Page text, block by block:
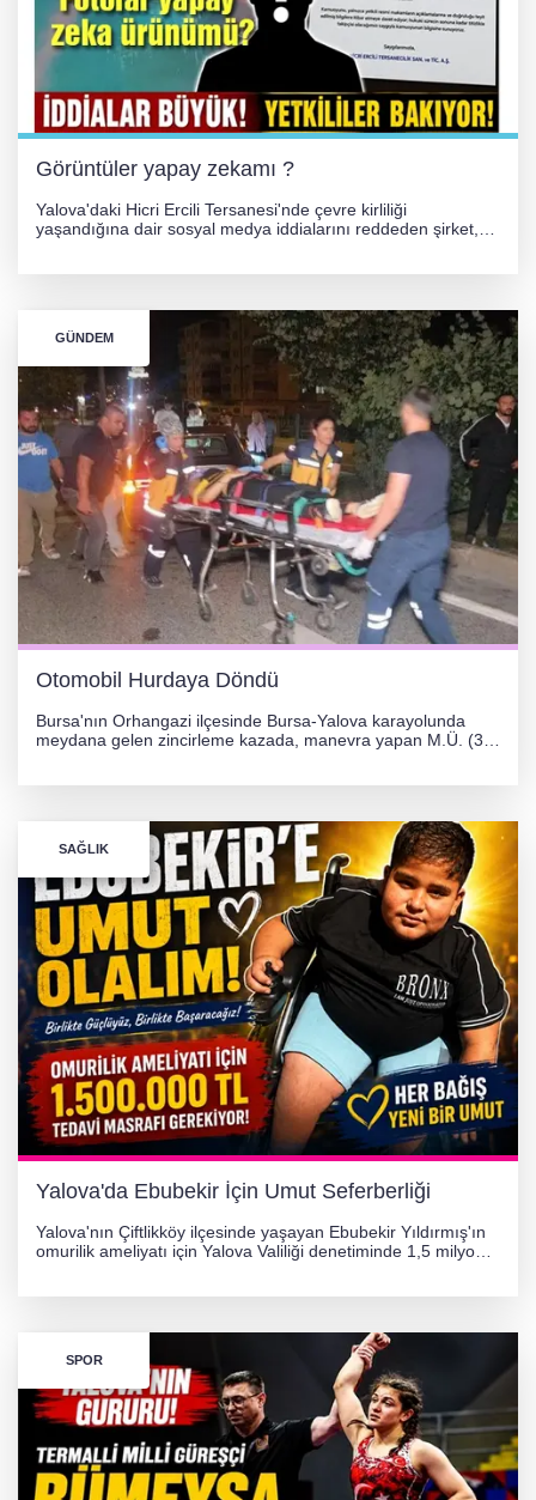
256 PARÇA ESER ELE GEÇİRİLDİ
Görüntüler yapay zekamı ?
Yalova'daki Hicri Ercili Tersanesi'nde çevre kirliliği
yaşandığına dair sosyal medya iddialarını reddeden şirket,
GÜNDEM
Otomobil Hurdaya Döndü
Bursa'nın Orhangazi ilçesinde Bursa-Yalova karayolunda
meydana gelen zincirleme kazada, manevra yapan M.Ü. (35)
SAĞLIK
Yalova'da Ebubekir İçin Umut Seferberliği
Yalova'nın Çiftlikköy ilçesinde yaşayan Ebubekir Yıldırmış'ın
omurilik ameliyatı için Yalova Valiliği denetiminde 1,5 milyon
SPOR